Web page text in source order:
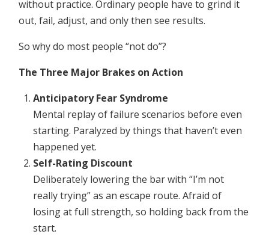
without practice. Ordinary people have to grind it
out, fail, adjust, and only then see results.
So why do most people “not do”?
The Three Major Brakes on Action
Anticipatory Fear Syndrome
Mental replay of failure scenarios before even
starting. Paralyzed by things that haven’t even
happened yet.
Self-Rating Discount
Deliberately lowering the bar with “I’m not
really trying” as an escape route. Afraid of
losing at full strength, so holding back from the
start.